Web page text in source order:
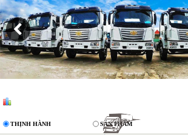
THỊNH HÀNH SẢN PHẨM